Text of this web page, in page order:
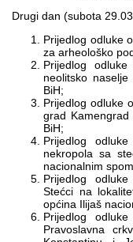
Drugi dan (subota
Prijedlog odluke
za arheološko
Prijedlog
neolitsko
BiH;
Prijedlog odluke
grad
BiH;
Prijedlog
nekropola sa
nacionalnim
Prijedlog
Stećci na
općina Ilijaš
Prijedlog
Pravoslavna